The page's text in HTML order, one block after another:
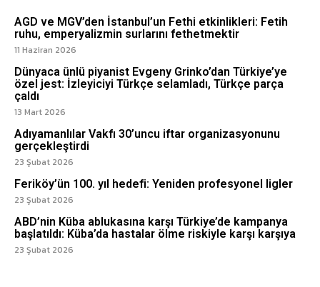
AGD ve MGV’den İstanbul’un Fethi etkinlikleri: Fetih
ruhu, emperyalizmin surlarını fethetmektir
11 Haziran 2026
Dünyaca ünlü piyanist Evgeny Grinko’dan Türkiye’ye
özel jest: İzleyiciyi Türkçe selamladı, Türkçe parça
çaldı
13 Mart 2026
Adıyamanlılar Vakfı 30’uncu iftar organizasyonunu
gerçekleştirdi
23 Şubat 2026
Feriköy’ün 100. yıl hedefi: Yeniden profesyonel ligler
23 Şubat 2026
ABD’nin Küba ablukasına karşı Türkiye’de kampanya
başlatıldı: Küba’da hastalar ölme riskiyle karşı karşıya
23 Şubat 2026